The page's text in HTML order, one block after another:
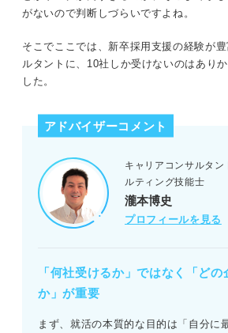
がないので判断しづらいですよね。
そこでここでは、新卒採用支援の経験が
ルタントに、10社しか受けないのはあり
した。
アドバイザーコメント
キャリアコンサルタ
ルティング技能士
瀧本博史
プロフィールを見る
「何社受けるか」ではなく「どの
か」が重要
まず、就活の本質的な目的は「自分に
頻出ではない質問への回答も用意してお
適性検査の対策にも時間をかける
就活で10社しか受けないのは危険！